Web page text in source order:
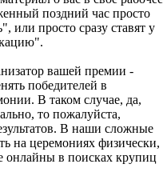
поздний час просто
или просто сразу ставят у
вашей премии -
победителей в
В таком случае, да,
то пожалуйста,
В наши сложные
на церемониях физически,
онлайны в поисках крупиц